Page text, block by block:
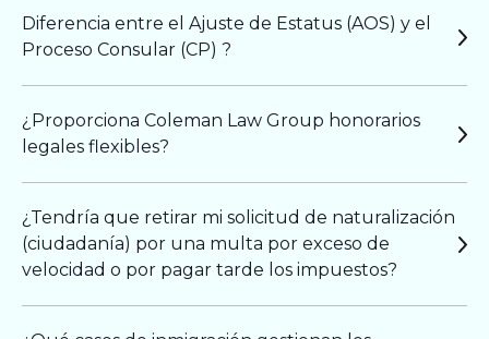
Diferencia entre el Ajuste de Estatus (AOS) y el
Proceso Consular (CP) ?
¿Proporciona Coleman Law Group honorarios
legales flexibles?
¿Tendría que retirar mi solicitud de naturalización
(ciudadanía) por una multa por exceso de
velocidad o por pagar tarde los impuestos?